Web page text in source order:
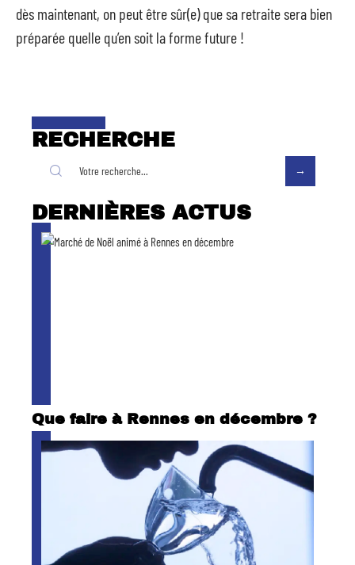
dès maintenant, on peut être sûr(e) que sa retraite sera bien
préparée quelle qu’en soit la forme future !
RECHERCHE
DERNIÈRES ACTUS
Que faire à Rennes en décembre ?